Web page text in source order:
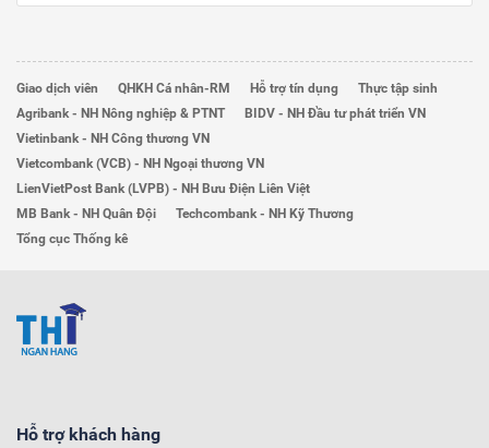
Giao dịch viên QHKH Cá nhân-RM Hỗ trợ tín dụng
Thực tập sinh
Agribank - NH Nông nghiệp & PTNT
BIDV - NH Đầu tư phát triển VN
Vietinbank - NH Công thương VN
Vietcombank (VCB) - NH Ngoại thương VN
LienVietPost Bank (LVPB) - NH Bưu Điện Liên Việt
MB Bank - NH Quân Đội
Techcombank - NH Kỹ Thương
Tổng cục Thống kê
Hỗ trợ khách hàng